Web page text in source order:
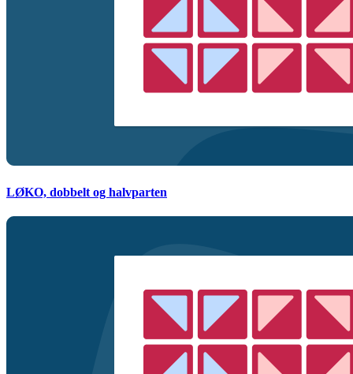
LØKO, dobbelt og halvparten